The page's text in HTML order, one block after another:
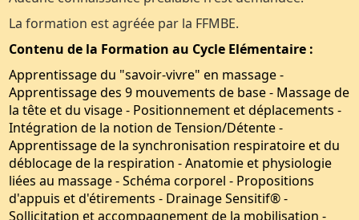
La formation est agréée par la FFMBE.
Contenu de la Formation au Cycle Elémentaire :
Apprentissage du "savoir-vivre" en massage -
Apprentissage des 9 mouvements de base - Massage de
la tête et du visage - Positionnement et déplacements -
Intégration de la notion de Tension/Détente -
Apprentissage de la synchronisation respiratoire et du
déblocage de la respiration - Anatomie et physiologie
liées au massage - Schéma corporel - Propositions
d'appuis et d'étirements - Drainage Sensitif®-
Sollicitation et accompagnement de la mobilisation -